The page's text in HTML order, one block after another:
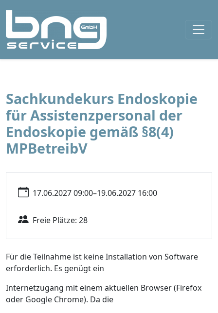
Sachkundekurs Endoskopie
für Assistenzpersonal der
Endoskopie gemäß §8(4)
MPBetreibV
17.06.2027 09:00–19.06.2027 16:00
Freie Plätze: 28
Für die Teilnahme ist keine Installation von Software
erforderlich. Es genügt ein
Internetzugang mit einem aktuellen Browser (Firefox
oder Google Chrome). Da die